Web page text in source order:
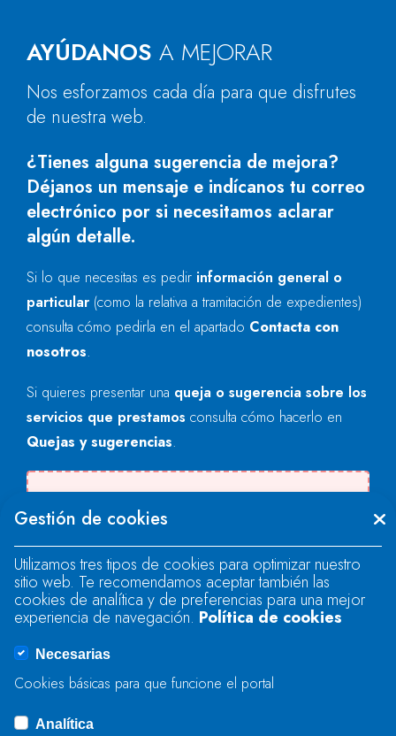
AYÚDANOS A MEJORAR
Nos esforzamos cada día para que disfrutes
de nuestra web.
¿Tienes alguna sugerencia de mejora?
Déjanos un mensaje e indícanos tu correo
electrónico por si necesitamos aclarar
algún detalle.
Si lo que necesitas es pedir información general o
particular (como la relativa a tramitación de expedientes)
consulta cómo pedirla en el apartado Contacta con
nosotros.
Si quieres presentar una queja o sugerencia sobre los
servicios que prestamos consulta cómo hacerlo en
Quejas y sugerencias.
"text".
Se produjo un error al cargar el campo
"text".
Se produjo un error al cargar el campo
Gestión de cookies
Utilizamos tres tipos de cookies para optimizar nuestro
sitio web. Te recomendamos aceptar también las
cookies de analítica y de preferencias para una mejor
experiencia de navegación. Política de cookies
Necesarias
Cookies básicas para que funcione el portal
Analítica